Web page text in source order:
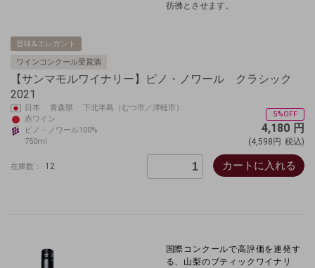
彷彿とさせます。
旨味&エレガント
ワインコンクール受賞酒
【サンマモルワイナリー】ピノ・ノワール クラシック
2021
日本 青森県 下北半島（むつ市／津軽市）
赤ワイン
ピノ・ノワール100%
750ml
5%OFF
4,180 円
(4,598円 税込)
在庫数： 12 カートに入れる
国際コンクールで高評価を連発す
る、山梨のブティックワイナリ